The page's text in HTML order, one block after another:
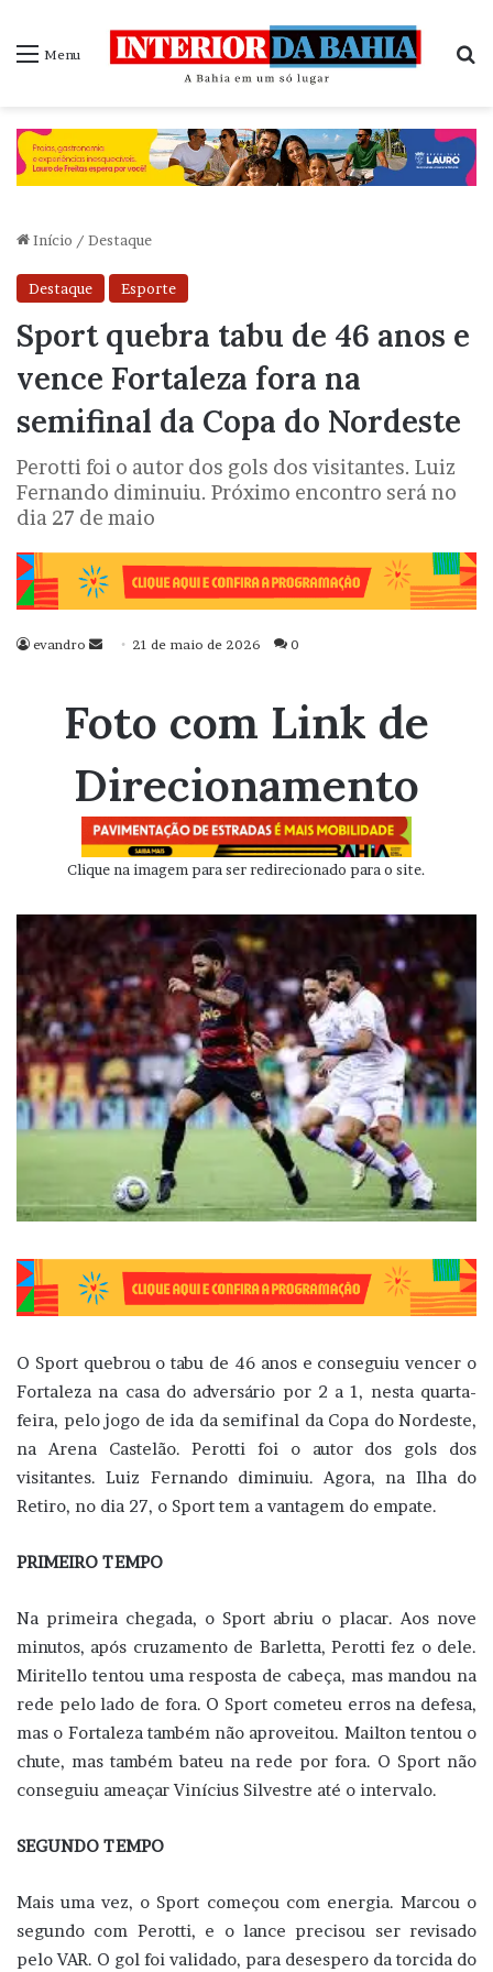
Menu
Início / Destaque
Destaque Esporte
Sport quebra tabu de 46 anos e
vence Fortaleza fora na
semifinal da Copa do Nordeste
Perotti foi o autor dos gols dos visitantes. Luiz
Fernando diminuiu. Próximo encontro será no
dia 27 de maio
evandro
Mande
mail
21 de maio de 2026 0
Foto com Link de
Direcionamento
Clique na imagem para ser redirecionado para o site.
O Sport quebrou o tabu de 46 anos e conseguiu vencer o
Fortaleza na casa do adversário por 2 a 1, nesta quarta-
feira, pelo jogo de ida da semifinal da Copa do Nordeste,
na Arena Castelão. Perotti foi o autor dos gols dos
visitantes. Luiz Fernando diminuiu. Agora, na Ilha do
Retiro, no dia 27, o Sport tem a vantagem do empate.
PRIMEIRO TEMPO
Na primeira chegada, o Sport abriu o placar. Aos nove
minutos, após cruzamento de Barletta, Perotti fez o dele.
Miritello tentou uma resposta de cabeça, mas mandou na
rede pelo lado de fora. O Sport cometeu erros na defesa,
mas o Fortaleza também não aproveitou. Mailton tentou o
chute, mas também bateu na rede por fora. O Sport não
conseguiu ameaçar Vinícius Silvestre até o intervalo.
SEGUNDO TEMPO
Mais uma vez, o Sport começou com energia. Marcou o
segundo com Perotti, e o lance precisou ser revisado
pelo VAR. O gol foi validado, para desespero da torcida do